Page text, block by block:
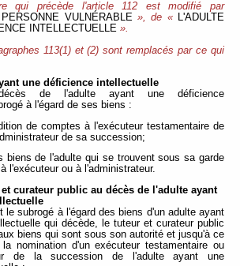
qui précède l'article 112 est modifié par
VULNÉRABLE », de «L'ADULTE
INTELLECTUELLE ».
113(1) et (2) sont remplacés par ce qui
une déficience intellectuelle
de l'adulte ayant une déficience
à l'égard de ses biens :
de comptes à l'exécuteur testamentaire de
de sa succession;
biens de l'adulte qui se trouvent sous sa garde
l'exécuteur ou à l'administrateur.
curateur public au décès de l'adulte ayant
le subrogé à l'égard des biens d'un adulte ayant
qui décède, le tuteur et curateur public
biens qui sont sous son autorité et jusqu'à ce
nomination d'un exécuteur testamentaire ou
de la succession de l'adulte ayant une